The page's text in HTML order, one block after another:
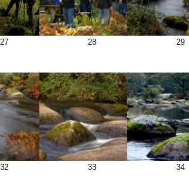
27 28 29
32 33 34